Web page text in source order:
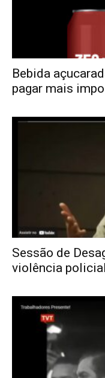
Bebida
pagar mais
Sessão de
violência